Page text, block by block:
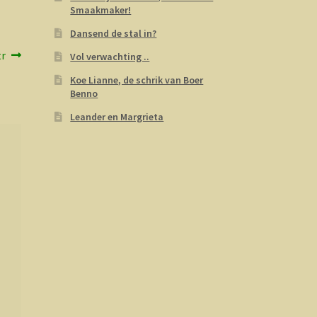
Smaakmaker!
Dansend de stal in?
Vol verwachting ..
Koe Lianne, de schrik van Boer
Benno
Leander en Margrieta